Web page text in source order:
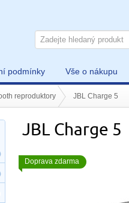
podmínky Vše o nákupu
reproduktory JBL Charge 5
JBL Charge 5
Doprava zdarma